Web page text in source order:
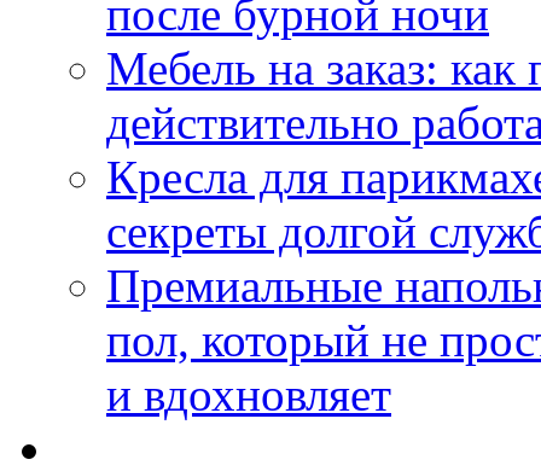
после бурной ночи
Мебель на заказ:
действительно
Кресла для
секреты долгой
Премиальные
пол, который не
и вдохновляет